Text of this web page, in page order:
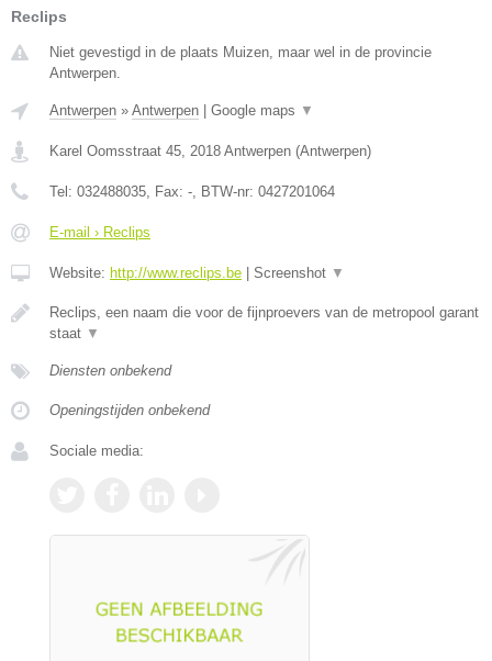
Reclips
Niet gevestigd in de plaats Muizen, maar wel in de provincie
Antwerpen.
Antwerpen » Antwerpen Google maps ▼
Karel Oomsstraat 45, 2018 Antwerpen (Antwerpen)
Tel: 032488035, Fax: -, BTW-nr: 0427201064
E-mail › Reclips
Website: http://www.reclips.be Screenshot ▼
Reclips, een naam die voor de fijnproevers van de metropool garant
staat ▼
Diensten onbekend
Openingstijden onbekend
Sociale media: